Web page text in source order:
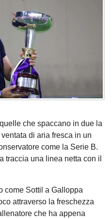
che spaccano in due la
di aria fresca in un
come la Serie B.
traccia una linea netta con il
come Sottil a Galloppa
attraverso la freschezza
che ha appena